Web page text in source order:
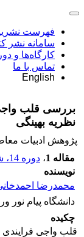
فهرست
سامانه نشر
کارگاه‌ها و
تماس با ما
English
بررسی قلب
نظریه بهینگی
پژوهش ادبیات
مقاله 1
، دوره 14، شماره 56
نویسنده
محمدرضا
دانشگاه پیام نور
چکیده
قلب واجی